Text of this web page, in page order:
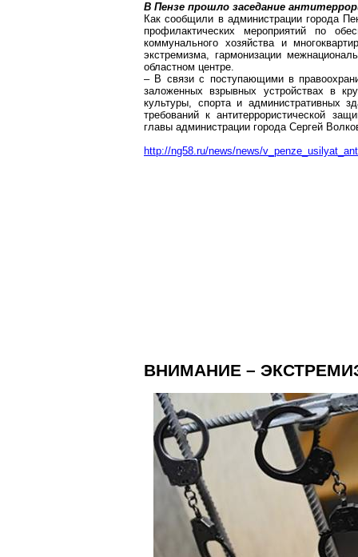
В Пензе прошло заседание
Как сообщили в администрации города
профилактических мероприятий по
коммунального хозяйства и
экстремизма, гармонизации
областном центре.
– В связи с поступающими в
заложенных взрывных устройствахв
культуры, спорта и административных
требований к антитеррористической
главы администрации города Сергей
http://ng58.ru/news/news/
ВНИМАНИЕ –